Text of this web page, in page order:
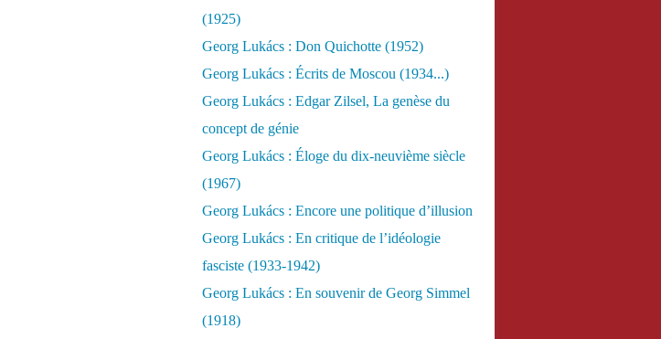
(1925)
Georg Lukács : Don Quichotte (1952)
Georg Lukács : Écrits de Moscou (1934...)
Georg Lukács : Edgar Zilsel, La genèse du
concept de génie
Georg Lukács : Éloge du dix-neuvième siècle
(1967)
Georg Lukács : Encore une politique d’illusion
Georg Lukács : En critique de l’idéologie
fasciste (1933-1942)
Georg Lukács : En souvenir de Georg Simmel
(1918)